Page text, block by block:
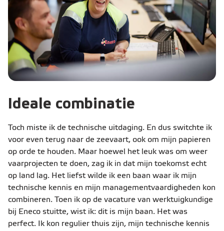
Ideale combinatie
Toch miste ik de technische uitdaging. En dus switchte ik
voor even terug naar de zeevaart, ook om mijn papieren
op orde te houden. Maar hoewel het leuk was om weer
vaarprojecten te doen, zag ik in dat mijn toekomst echt
op land lag. Het liefst wilde ik een baan waar ik mijn
technische kennis en mijn managementvaardigheden kon
combineren. Toen ik op de vacature van werktuigkundige
bij Eneco stuitte, wist ik: dit is mijn baan. Het was
perfect. Ik kon regulier thuis zijn, mijn technische kennis